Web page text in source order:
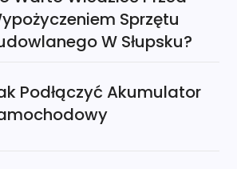
Sprzętu
W Słupsku?
Podłączyć Akumulator